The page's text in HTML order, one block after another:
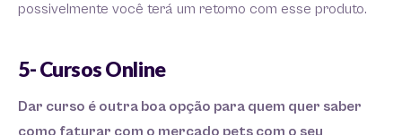
possivelmente você terá um retorno com esse produto.
5- Cursos Online
Dar curso é outra boa opção para quem quer saber